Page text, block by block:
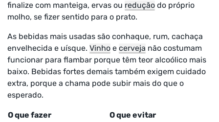
finalize com manteiga, ervas ou redução do próprio
molho, se fizer sentido para o prato.
As bebidas mais usadas são conhaque, rum, cachaça
envelhecida e uísque. Vinho e cerveja não costumam
funcionar para flambar porque têm teor alcoólico mais
baixo. Bebidas fortes demais também exigem cuidado
extra, porque a chama pode subir mais do que o
esperado.
O que fazer
O que evitar